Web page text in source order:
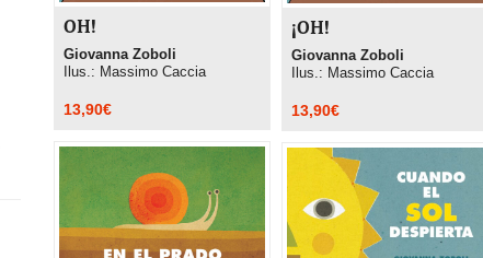
OH!
Giovanna Zoboli
Ilus.: Massimo Caccia
13,90€
¡OH!
Giovanna Zoboli
Ilus.: Massimo Caccia
13,90€